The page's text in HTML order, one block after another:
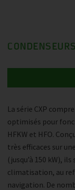
La série CXP
optimisés pour
HFKW et HFO.
très efficaces sur
(jusqu’à 150 kW),
climatisation, au
navigation. De